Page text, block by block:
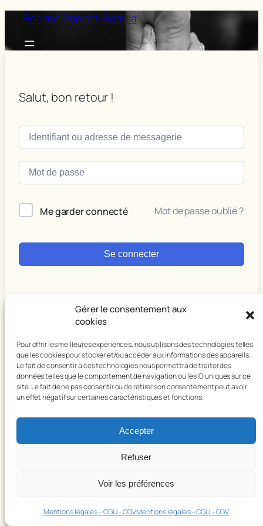
Gérer le consentement aux
cookies
Pour offrir les meilleures expériences, nous utilisons des technologies telles
que les cookies pour stocker et/ou accéder aux informations des appareils.
Le fait de consentir à ces technologies nous permettra de traiter des
données telles que le comportement de navigation ou les ID uniques sur ce
site. Le fait de ne pas consentir ou de retirer son consentement peut avoir
un effet négatif sur certaines caractéristiques et fonctions.
Accepter
Refuser
Voir les préférences
Mentions légales – CGU – CGVMentions légales – CGU – CGV
Floriane Poncet-Botella
Salut, bon retour !
Me garder connecté Mot de passe oublié ?
Se connecter
Floriane Poncet-Botella
Activités de bien-être
7 rue de l’Alma, 24100 Bergerac
Conçu avecWordPress